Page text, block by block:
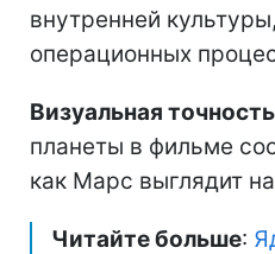
внутренней
операционных
Визуальная точность
планеты в фильме
как Марс выглядит
Читайте больше: